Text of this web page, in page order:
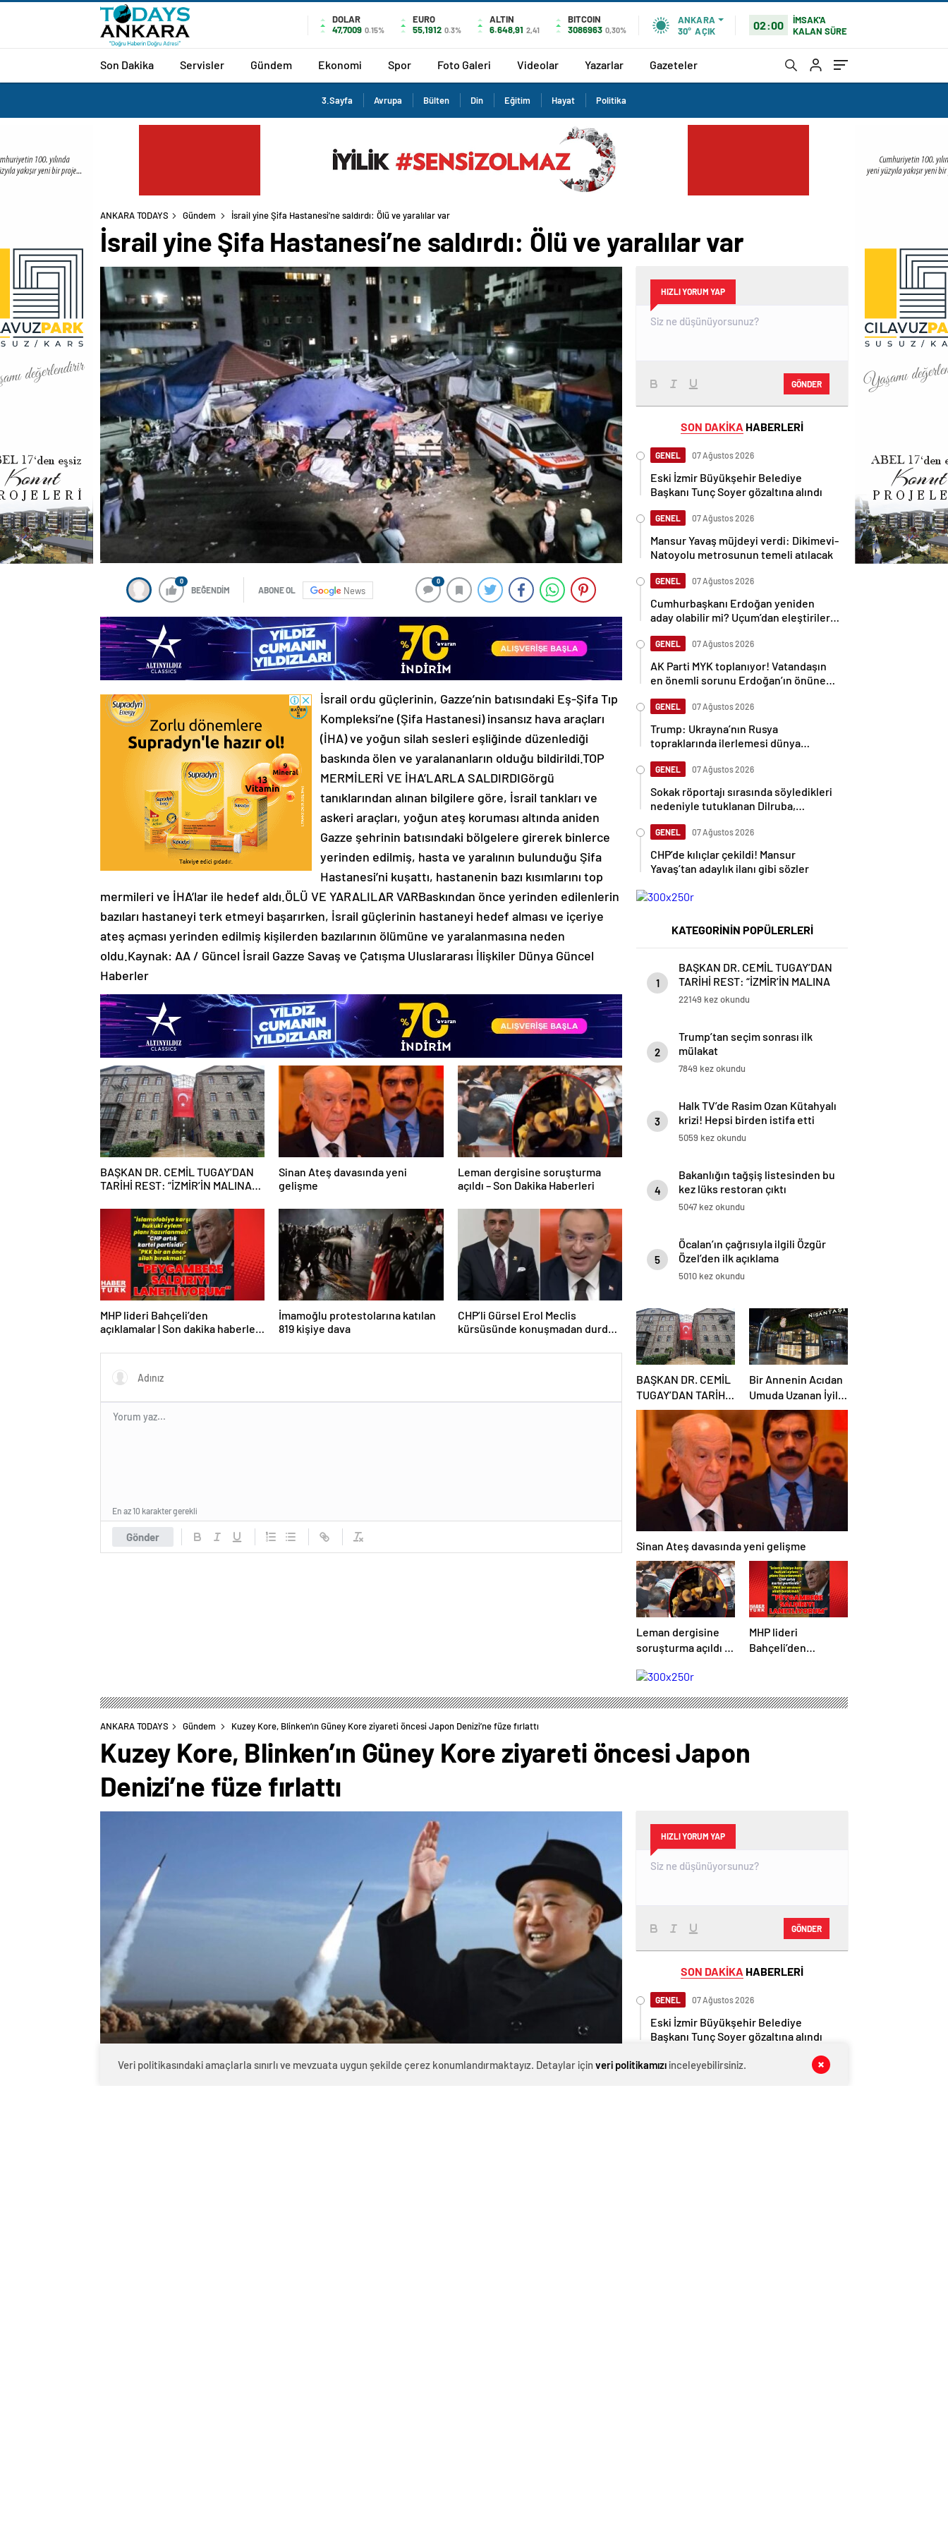
DOLAR
47,7009 0.15%
EURO
55,1912 0.3%
ALTIN
6.648,91 2,41
BITCOIN
3086963 0,30%
ANKARA
30° AÇIK 02:00
İMSAK'A
KALAN SÜRE
Son Dakika Servisler Gündem Ekonomi Spor Foto Galeri Videolar Yazarlar Gazeteler
3.Sayfa Avrupa Bülten Din Eğitim Hayat Politika
ANKARA TODAYS Gündem İsrail yine Şifa Hastanesi’ne saldırdı: Ölü ve yaralılar var
İsrail yine Şifa Hastanesi’ne saldırdı: Ölü ve yaralılar var
0
BEĞENDİM ABONE OL News
0
İsrail ordu güçlerinin, Gazze’nin batısındaki Eş-Şifa Tıp
Kompleksi’ne (Şifa Hastanesi) insansız hava araçları
(İHA) ve yoğun silah sesleri eşliğinde düzenlediği
baskında ölen ve yaralananların olduğu bildirildi.TOP
MERMİLERİ VE İHA’LARLA SALDIRDIGörgü
tanıklarından alınan bilgilere göre, İsrail tankları ve
askeri araçları, yoğun ateş koruması altında aniden
Gazze şehrinin batısındaki bölgelere girerek binlerce
yerinden edilmiş, hasta ve yaralının bulunduğu Şifa
Hastanesi’ni kuşattı, hastanenin bazı kısımlarını top
mermileri ve İHA’lar ile hedef aldı.ÖLÜ VE YARALILAR VARBaskından önce yerinden edilenlerin
bazıları hastaneyi terk etmeyi başarırken, İsrail güçlerinin hastaneyi hedef alması ve içeriye
ateş açması yerinden edilmiş kişilerden bazılarının ölümüne ve yaralanmasına neden
oldu.Kaynak: AA / Güncel İsrail Gazze Savaş ve Çatışma Uluslararası İlişkiler Dünya Güncel
Haberler
BAŞKAN DR. CEMİL TUGAY’DAN
TARİHİ REST: “İZMİR’İN MALINA
KİMSEYE YEDİRMEM!”
Sinan Ateş davasında yeni
gelişme
Leman dergisine soruşturma
açıldı – Son Dakika Haberleri
MHP lideri Bahçeli’den
açıklamalar | Son dakika haberler |
İmamoğlu protestolarına katılan
819 kişiye dava
CHP’li Gürsel Erol Meclis
kürsüsünde konuşmadan durdu,
Gönder
En az 10 karakter gerekli
HIZLI YORUM YAP
GÖNDER
SON DAKİKA HABERLERİ
GENEL 07 Ağustos 2026
Eski İzmir Büyükşehir Belediye
Başkanı Tunç Soyer gözaltına alındı
GENEL 07 Ağustos 2026
Mansur Yavaş müjdeyi verdi: Dikimevi-
Natoyolu metrosunun temeli atılacak
GENEL 07 Ağustos 2026
Cumhurbaşkanı Erdoğan yeniden
aday olabilir mi? Uçum’dan eleştirilere
GENEL 07 Ağustos 2026
AK Parti MYK toplanıyor! Vatandaşın
en önemli sorunu Erdoğan’ın önüne
GENEL 07 Ağustos 2026
Trump: Ukrayna’nın Rusya
topraklarında ilerlemesi dünya
GENEL 07 Ağustos 2026
Sokak röportajı sırasında söyledikleri
nedeniyle tutuklanan Dilruba,
GENEL 07 Ağustos 2026
CHP’de kılıçlar çekildi! Mansur
Yavaş’tan adaylık ilanı gibi sözler
KATEGORİNİN POPÜLERLERİ
1
BAŞKAN DR. CEMİL TUGAY’DAN
TARİHİ REST: “İZMİR’İN MALINA
ÇÖKTÜRMEM, HALKIN HAKKINI
22149 kez okundu
2
Trump’tan seçim sonrası ilk
mülakat
7849 kez okundu
3
Halk TV’de Rasim Ozan Kütahyalı
krizi! Hepsi birden istifa etti
5059 kez okundu
4
Bakanlığın tağşiş listesinden bu
kez lüks restoran çıktı
5047 kez okundu
5
Öcalan’ın çağrısıyla ilgili Özgür
Özel’den ilk açıklama
5010 kez okundu
BAŞKAN DR. CEMİL
TUGAY’DAN TARİHİ
REST: “İZMİR’İN
MALINA
ÇÖKTÜRMEM,
HALKIN HAKKINI
KİMSEYE
YEDİRMEM!”
Bir Annenin Acıdan
Umuda Uzanan İyilik
Yolculuğu
Sinan Ateş davasında yeni gelişme
Leman dergisine
soruşturma açıldı –
Haberleri
MHP lideri
Bahçeli’den
Son dakika
haberleri
ANKARA TODAYS Gündem Kuzey Kore, Blinken’ın Güney Kore ziyareti öncesi Japon Denizi’ne füze fırlattı
Kuzey Kore, Blinken’ın Güney Kore ziyareti öncesi Japon
Denizi’ne füze fırlattı
HIZLI YORUM YAP
GÖNDER
SON DAKİKA HABERLERİ
GENEL 07 Ağustos 2026
Eski İzmir Büyükşehir Belediye
Başkanı Tunç Soyer gözaltına alındı
GENEL 07 Ağustos 2026
Veri politikasındaki amaçlarla sınırlı ve mevzuata uygun şekilde çerez konumlandırmaktayız. Detaylar için veri politikamızıinceleyebilirsiniz.